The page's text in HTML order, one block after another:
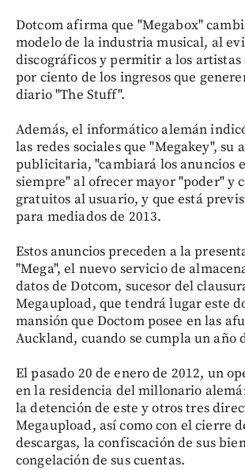
Dotcom afirma que "Megabox"
modelo de la industria musical, al
discográficos y permitir a los artistas
por ciento de los ingresos que
diario "The Stuff".
Además, el informático alemán
las redes sociales que "Megakey", su
publicitaria, "cambiará los anuncios
siempre" al ofrecer mayor "poder" y
gratuitos al usuario, y que está
para mediados de 2013.
Estos anuncios preceden a la
"Mega", el nuevo servicio de
datos de Dotcom, sucesor del
Megaupload, que tendrá lugar este
mansión que Doctom posee en las
Auckland, cuando se cumpla un año
El pasado 20 de enero de 2012, un
en la residencia del millonario
la detención de este y otros tres
Megaupload, así como con el cierre
descargas, la confiscación de sus
congelación de sus cuentas.